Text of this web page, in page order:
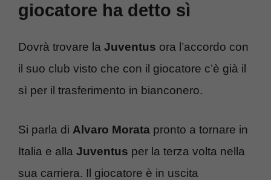
giocatore ha detto sì
Dovrà trovare la Juventus ora l’accordo con
il suo club visto che con il giocatore c’è già il
sì per il trasferimento in bianconero.
Si parla di Alvaro Morata pronto a tornare in
Italia e alla Juventus per la terza volta nella
sua carriera. Il giocatore è in uscita